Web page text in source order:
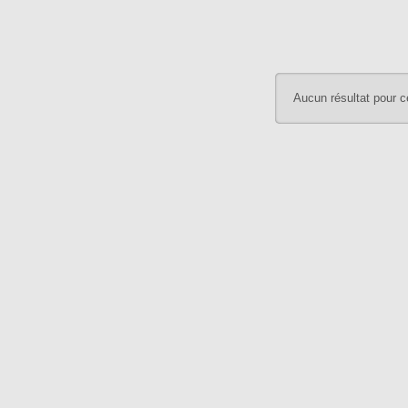
Aucun résultat pour